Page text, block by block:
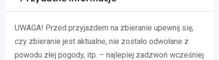
UWAGA! Przed przyjazdem na zbieranie upewnij się,
czy zbieranie jest aktualne, nie zostało odwołane z
powodu złej pogody, itp. – najlepiej zadzwoń wcześniej